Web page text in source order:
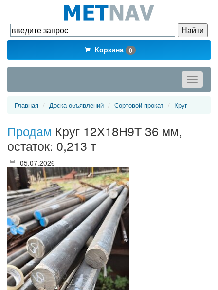
Корзина 0
Toggle
Главная Доска объявлений Сортовой прокат Круг
Продам Круг 12Х18Н9Т 36 мм,
остаток: 0,213 т
05.07.2026